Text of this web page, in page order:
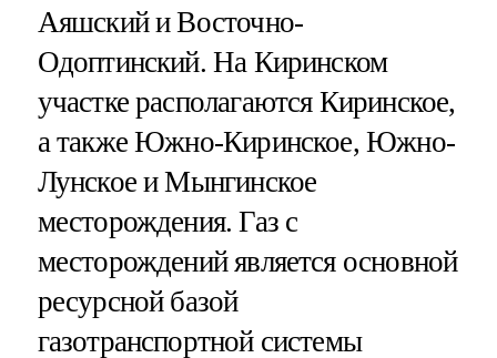
Аяшский и Восточно-
Одоптинский. На Киринском
участке располагаются Киринское,
а также Южно-Киринское, Южно-
Лунское и Мынгинское
месторождения. Газ с
месторождений является основной
ресурсной базой
газотранспортной системы